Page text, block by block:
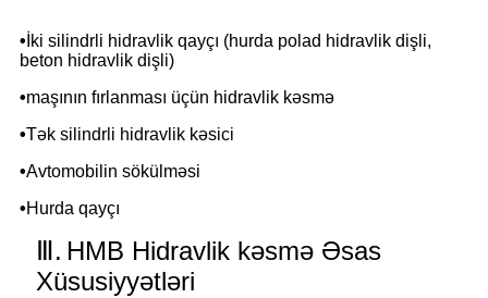
• İki silindrli hidravlik qayçı (hurda polad hidravlik dişli,
beton hidravlik dişli)
•maşının fırlanması üçün hidravlik kəsmə
•Tək silindrli hidravlik kəsici
•Avtomobilin sökülməsi
•Hurda qayçı
Ⅲ. HMB Hidravlik kəsmə Əsas
Xüsusiyyətləri